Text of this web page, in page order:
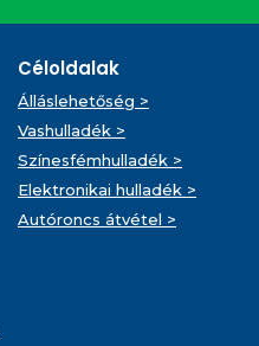
Céloldalak
Álláslehetőség >
Vashulladék >
Színesfémhulladék >
Elektronikai hulladék >
Autóroncs átvétel >